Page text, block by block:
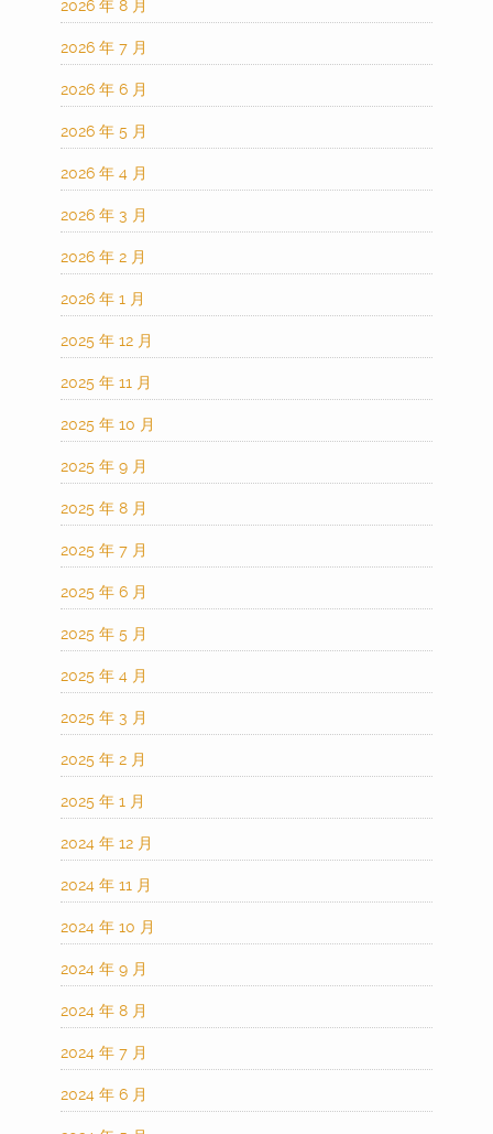
2026 年 8 月
2026 年 7 月
2026 年 6 月
2026 年 5 月
2026 年 4 月
2026 年 3 月
2026 年 2 月
2026 年 1 月
2025 年 12 月
2025 年 11 月
2025 年 10 月
2025 年 9 月
2025 年 8 月
2025 年 7 月
2025 年 6 月
2025 年 5 月
2025 年 4 月
2025 年 3 月
2025 年 2 月
2025 年 1 月
2024 年 12 月
2024 年 11 月
2024 年 10 月
2024 年 9 月
2024 年 8 月
2024 年 7 月
2024 年 6 月